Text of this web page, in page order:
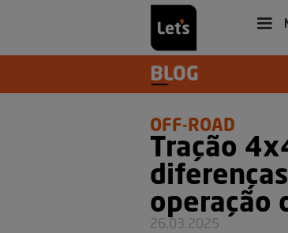
OFF-ROAD
Tração
operação
26.03.2025